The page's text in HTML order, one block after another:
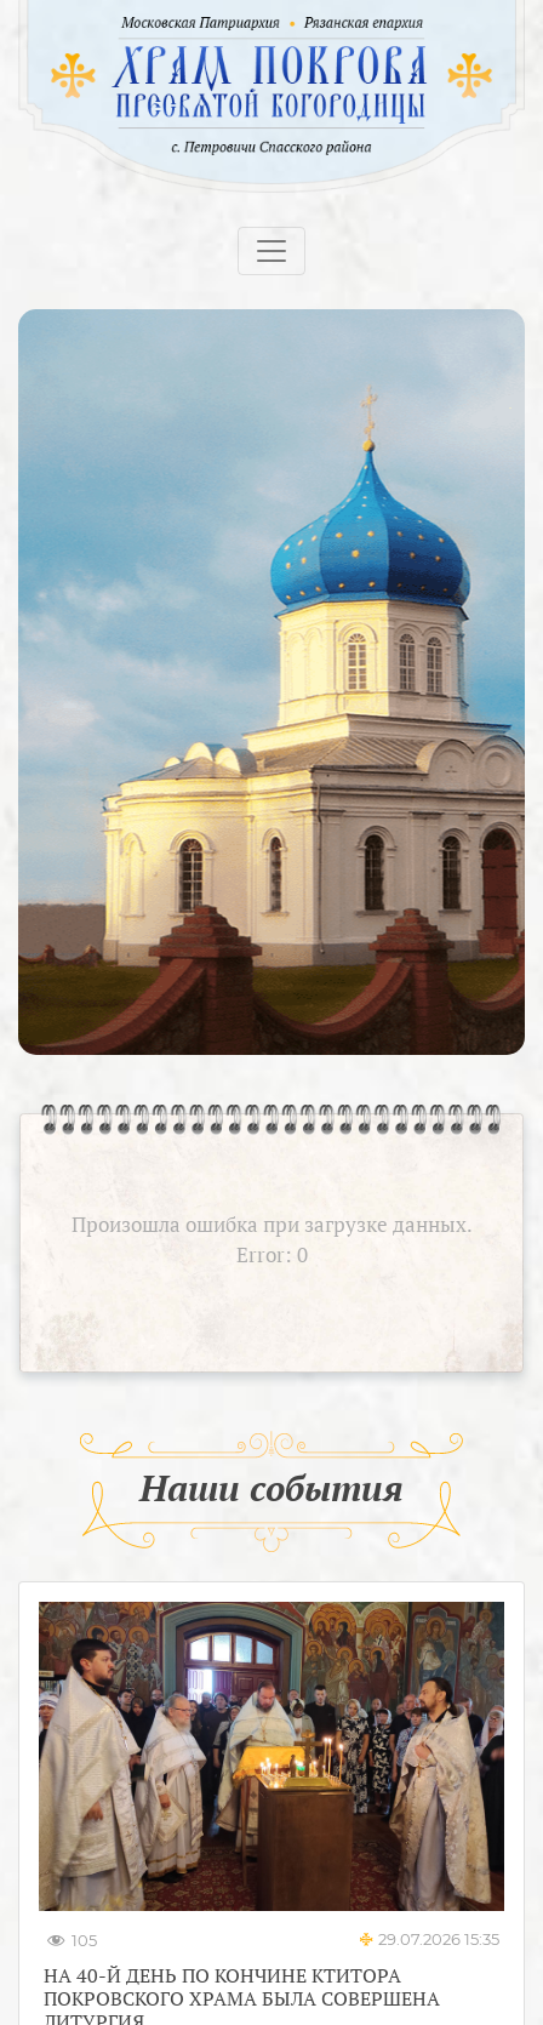
Произошла ошибка при загрузке данных.
Error: 0
Наши события
105 29.07.2026 15:35
НА 40-Й ДЕНЬ ПО КОНЧИНЕ КТИТОРА
ПОКРОВСКОГО ХРАМА БЫЛА СОВЕРШЕНА